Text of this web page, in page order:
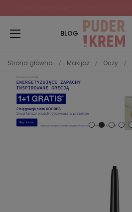
BLOG
Strona główna Makijaż Oczy